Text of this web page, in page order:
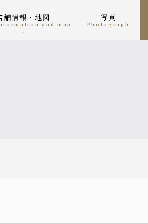
店舗情報・地図
and map
写真
photograph